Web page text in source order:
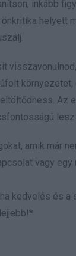
inkább
helyett
Az
lesz
amik már
vagy
kedvelés és a